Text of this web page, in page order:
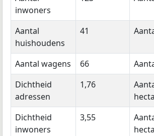
inwoners
Aantal
huishoudens
41
Aantal wagens 66
Dichtheid
adressen
1,76
Dichtheid
inwoners
3,55